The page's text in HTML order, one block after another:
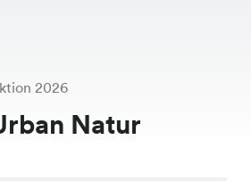
2026
Natur